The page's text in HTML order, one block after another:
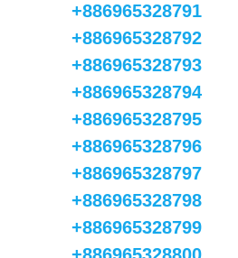
+886965328791
+886965328792
+886965328793
+886965328794
+886965328795
+886965328796
+886965328797
+886965328798
+886965328799